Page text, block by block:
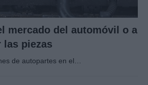
mercado del automóvil o a
las piezas
de autopartes en el…